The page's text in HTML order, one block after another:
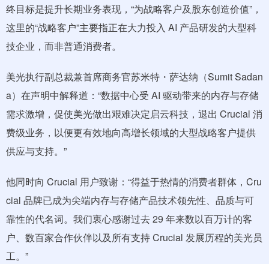
终目标是提升长期业务表现，“为战略客户及股东创造价值”，
这里的“战略客户”主要指正在大力投入 AI 产品研发的大型科
技企业，而非普通消费者。
美光执行副总裁兼首席商务官苏米特・萨达纳（Sumit Sadan
a）在声明中解释道：“数据中心受 AI 驱动带来的内存与存储
需求激增，促使美光做出艰难决定启云科技，退出 Crucial 消
费级业务，以便更有效地向高增长领域的大型战略客户提供
供应与支持。”
他同时向 Crucial 用户致谢：“得益于热情的消费者群体，Cru
cial 品牌已成为尖端内存与存储产品技术领先性、品质与可
靠性的代名词。我们衷心感谢过去 29 年来数以百万计的客
户、数百家合作伙伴以及所有支持 Crucial 发展历程的美光员
工。”